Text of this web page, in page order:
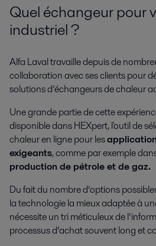
Quel échangeur pour
industriel ?
Alfa Laval travaille depuis de
collaboration avec ses clients pour
solutions d’échangeurs de chaleur
Une grande partie de cette
disponible dans HEXpert, l'outil de
chaleur en ligne pour les
exigeants, comme par exemple
production de pétrole et de gaz.
Du fait du nombre d’options
la technologie la mieux adaptée à
nécessite un tri méticuleux de
processus d’achat souvent long et